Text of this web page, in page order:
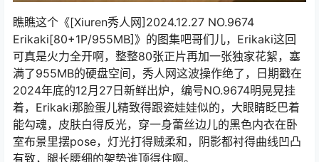
瞧瞧这个《[Xiuren秀人网]2024.12.27 NO.9674
Erikaki[80+1P/955MB]》的图集吧哥们儿，Erikaki这回
可真是火力全开啊，整整80张正片再加一张独家花絮，塞
满了955MB的硬盘空间，秀人网这波操作绝了，日期戳在
2024年底的12月27日新鲜出炉，编号NO.9674明晃晃挂
着，Erikaki那脸蛋儿精致得跟瓷娃娃似的，大眼睛眨巴着
能勾魂，皮肤白得反光，穿一身蕾丝边儿的黑色内衣在卧
室布景里摆pose，灯光打得贼柔和，阴影都衬得曲线凹凸
有致，腿长腰细的架势谁顶得住啊。